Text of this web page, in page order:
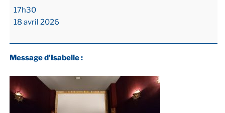
2026-
04-
-
Ciné-
17h30
18 avril 2026
Message d'Isabelle :